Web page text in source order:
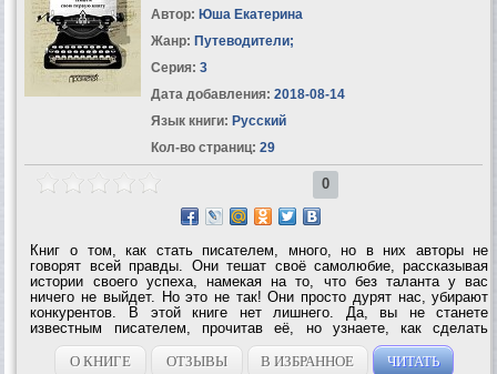
Автор: Юша Екатерина
Жанр: Путеводители;
Серия: 3
Дата добавления: 2018-08-14
Язык книги: Русский
Кол-во страниц: 29
0
Книг о том, как стать писателем, много, но в них авторы не
говорят всей правды. Они тешат своё самолюбие, рассказывая
истории своего успеха, намекая на то, что без таланта у вас
ничего не выйдет. Но это не так! Они просто дурят нас, убирают
конкурентов. В этой книге нет лишнего. Да, вы не станете
известным писателем, прочитав её, но узнаете, как сделать
первые шаги и какие препятствия вас ждут на этом...
О КНИГЕ
ОТЗЫВЫ В ИЗБРАННОЕ ЧИТАТЬ